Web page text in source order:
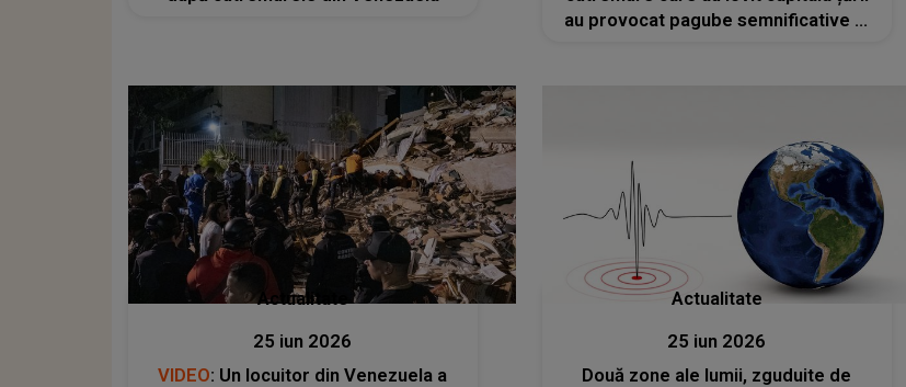
au provocat pagube semnificative și
Actualitate
25 iun 2026
VIDEO: Un locuitor din Venezuela a
Actualitate
25 iun 2026
Două zone ale lumii, zguduite de